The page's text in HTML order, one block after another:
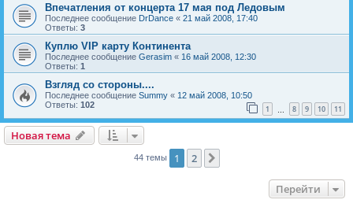
Впечатления от концерта 17 мая под Ледовым
Последнее сообщение DrDance « 21 май 2008, 17:40
Ответы: 3
Куплю VIP карту Континента
Последнее сообщение Gerasim « 16 май 2008, 12:30
Ответы: 1
Взгляд со стороны....
Последнее сообщение Summy « 12 май 2008, 10:50
Ответы: 102 1 8 9 10 11
Новая тема
Новаятема
44 темы 1 2
Перейти